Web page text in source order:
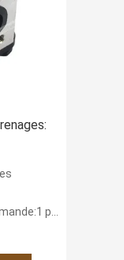
de
pièce